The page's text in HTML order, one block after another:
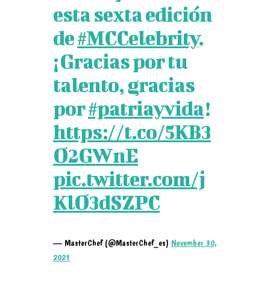
esta sexta edición
de#MCCelebrity.
¡Gracias por tu
talento, gracias
por#patriayvida!
https://t.co/5KB3
O2GWnE
pic.twitter.com/j
KlO3dSZPC
— MasterChef (@MasterChef_es) November 30,
2021